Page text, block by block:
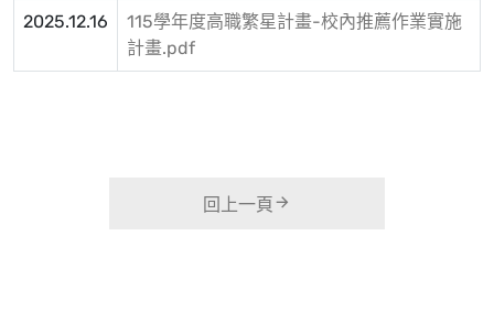
2025.12.16
115學年度高職繁星計畫-校內推薦作業實施
計畫.pdf
回上一頁